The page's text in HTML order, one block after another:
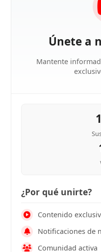
Únete a
Mantente
¿Por qué unirte?
Contenido
Notificaciones de
Comunidad activa